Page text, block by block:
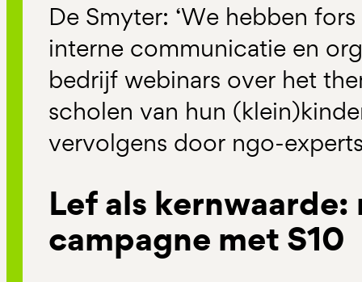
De Smyter: ‘We hebben
interne communicatie en
bedrijf webinars over het
scholen van hun
vervolgens door ngo-
Lef als kernwaarde:
campagne met S10